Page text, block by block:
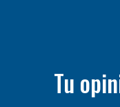
Tu